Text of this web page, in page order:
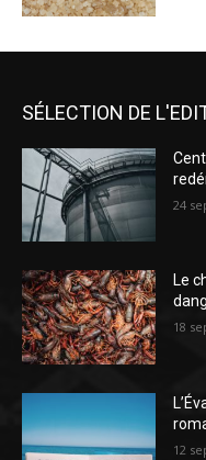
SÉLECTION DE
24
Le
18
12